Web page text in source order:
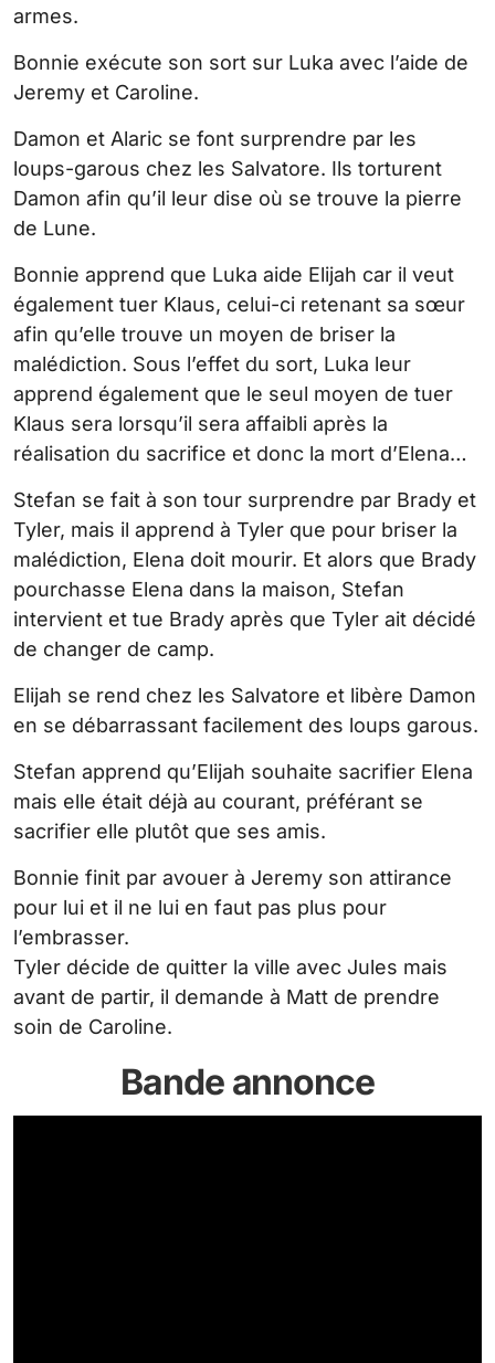
armes.
Bonnie exécute son sort sur Luka avec l’aide de
Jeremy et Caroline.
Damon et Alaric se font surprendre par les
loups-garous chez les Salvatore. Ils torturent
Damon afin qu’il leur dise où se trouve la pierre
de Lune.
Bonnie apprend que Luka aide Elijah car il veut
également tuer Klaus, celui-ci retenant sa sœur
afin qu’elle trouve un moyen de briser la
malédiction. Sous l’effet du sort, Luka leur
apprend également que le seul moyen de tuer
Klaus sera lorsqu’il sera affaibli après la
réalisation du sacrifice et donc la mort d’Elena…
Stefan se fait à son tour surprendre par Brady et
Tyler, mais il apprend à Tyler que pour briser la
malédiction, Elena doit mourir. Et alors que Brady
pourchasse Elena dans la maison, Stefan
intervient et tue Brady après que Tyler ait décidé
de changer de camp.
Elijah se rend chez les Salvatore et libère Damon
en se débarrassant facilement des loups garous.
Stefan apprend qu’Elijah souhaite sacrifier Elena
mais elle était déjà au courant, préférant se
sacrifier elle plutôt que ses amis.
Bonnie finit par avouer à Jeremy son attirance
pour lui et il ne lui en faut pas plus pour
l’embrasser.
Tyler décide de quitter la ville avec Jules mais
avant de partir, il demande à Matt de prendre
soin de Caroline.
Bande annonce